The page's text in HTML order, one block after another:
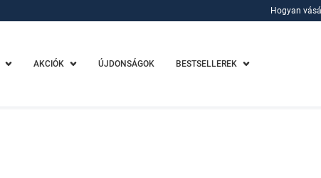
Hogyan
AKCIÓK ÚJDONSÁGOK BESTSELLEREK